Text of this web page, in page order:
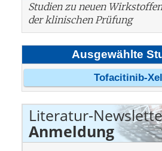
Studien zu neuen
der klinischen Prüfung
Ausgewählte
Tofacitinib-
Literatur-
Anmeldung